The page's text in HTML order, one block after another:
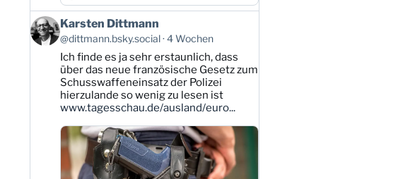
Beitrag
von
Karsten
Dittmann
Bluesky
ansehen
Karsten Dittmann
@dittmann.bsky.social 4 Wochen
Ich finde es ja sehr erstaunlich, dass
über das neue französische Gesetz zum
Schusswaffeneinsatz der Polizei
hierzulande so wenig zu lesen ist
www.tagesschau.de/ausland/euro...